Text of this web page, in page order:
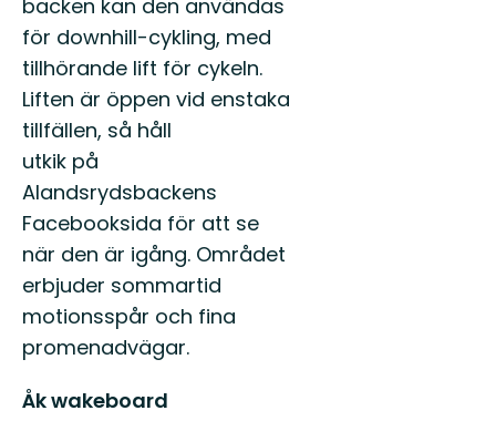
backen kan den användas
för downhill-cykling, med
tillhörande lift för cykeln.
Liften är öppen vid enstaka
tillfällen, så håll
utkik på
Alandsrydsbackens
Facebooksida för att se
när den är igång. Området
erbjuder sommartid
motionsspår och fina
promenadvägar.
Åk wakeboard